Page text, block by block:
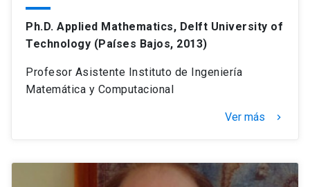
Ph.D. Applied Mathematics, Delft University of
Technology (Países Bajos, 2013)
Profesor Asistente Instituto de Ingeniería
Matemática y Computacional
Ver más keyboard_arrow_right